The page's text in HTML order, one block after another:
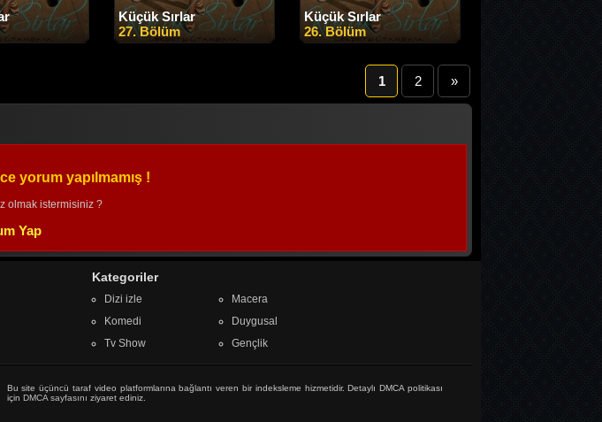
Küçük Sırlar
27. Bölüm
Küçük Sırlar
26. Bölüm
1 2 »
yorum yapılmamış !
olmak istermisiniz ?
Yap
Kategoriler
Dizi izle
Macera
Komedi
Duygusal
Tv Show
Gençlik
Bu site üçüncü taraf video platformlarına bağlantı veren bir indeksleme hizmetidir. Detaylı DMCA politikası
için DMCA sayfasını ziyaret ediniz.